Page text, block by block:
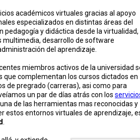
académicos virtuales gracias al apoyo
especializados en distintas áreas del
pedagogía y didáctica desde la virtualidad,
multimedia, desarrollo de software
del aprendizaje.
miembros activos de la universidad
que complementan los cursos dictados en
de pregrado (carreras), asi como para
un par de días atrás con los
de las herramientas mas reconocidas y
estos entornos virtuales de aprendizaje,